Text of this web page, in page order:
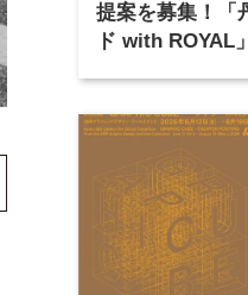
提案を募集！「
ド with ROYAL